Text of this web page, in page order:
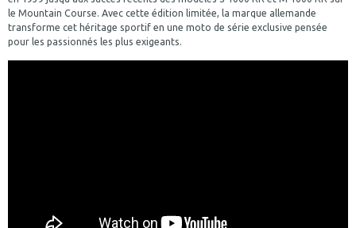
le Mountain Course. Avec cette édition limitée, la marque allemande
transforme cet héritage sportif en une moto de série exclusive pensée
pour les passionnés les plus exigeants.